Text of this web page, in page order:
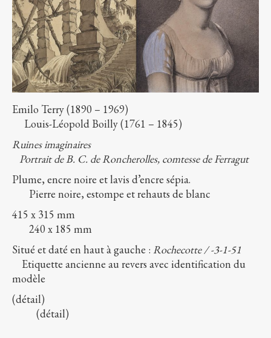
Emilo Terry (1890 – 1969)
Louis-Léopold Boilly (1761 – 1845)
Ruines imaginaires
Portrait de B. C. de Roncherolles, comtesse de Ferragut
Plume, encre noire et lavis d’encre sépia.
Pierre noire, estompe et rehauts de blanc
415 x 315 mm
240 x 185 mm
Situé et daté en haut à gauche : Rochecotte / -3-1-51
Etiquette ancienne au revers avec identification du
modèle
(détail)
(détail)